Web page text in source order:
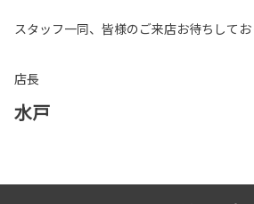
スタッフ一同、皆様のご来店お待ちしてお
店長
水戸